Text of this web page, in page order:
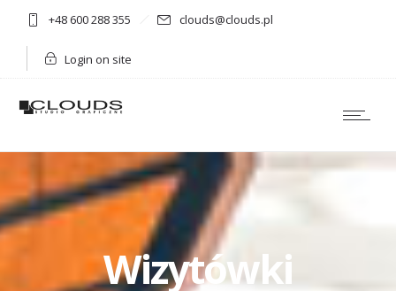
+48 600 288 355 clouds@clouds.pl
Login on site
Wizytówki